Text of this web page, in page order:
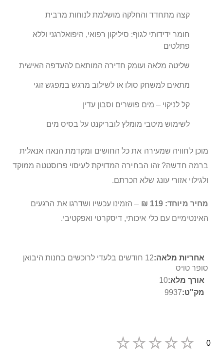
קצה מתחדד והחלקה מושלמת לנוחות מרבית
חומר ידידותי לגוף: סיליקון רפואי, היפואלרגני וללא
פתלטים
שליטה מלאה ועומק חדירה המותאם להעדפה האישית
מתאים למשחק סולו או לשילוב מרגש במפגש זוגי
קל לניקוי – מים פושרים וסבון עדין
לשימוש מיטבי מומלץ לובריקנט על בסיס מים
מוכן לחוויה שמעירה את כל החושים ומקדמת הנאה אנאלית
ברמה חדשה? זהו הבחירה המדויקת לעיסוי פרוסטטה ממוקד
ולגילוי אזורי עונג שלא הכרתם.
מחיר מיוחד: 119 ₪
– הזמינו עכשיו ושדרגו את הרגעים
האינטימיים עם כלי איכותי, דיסקרטי ואפקטיבי.
מידע
נוסף
12 חודשים בלעדי לרוכשים בחנות היבואן
סופר טויס
10
9937
0